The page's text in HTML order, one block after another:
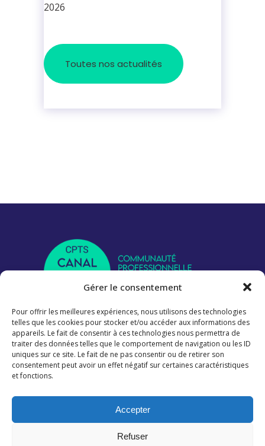
Gérer le consentement
Pour offrir les meilleures expériences, nous utilisons des technologies
telles que les cookies pour stocker et/ou accéder aux informations des
appareils. Le fait de consentir à ces technologies nous permettra de
traiter des données telles que le comportement de navigation ou les ID
uniques sur ce site. Le fait de ne pas consentir ou de retirer son
consentement peut avoir un effet négatif sur certaines caractéristiques
et fonctions.
Accepter
Refuser
2026
Toutes nos actualités
Nous suivre
Informations
Mentions légales